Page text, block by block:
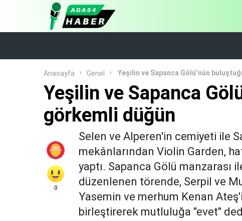
Anasayfa Genel Yeşilin ve Sapanca Gölü’nün
Yeşilin ve Sapanca
görkemli düğün
0
Selen ve Alperen'in cemiyeti ile
mekânlarından Violin Garden,
yaptı. Sapanca Gölü
düzenlenen törende, Serpil ve
Yasemin ve merhum Kenan
birleştirerek mutluluğa "evet"